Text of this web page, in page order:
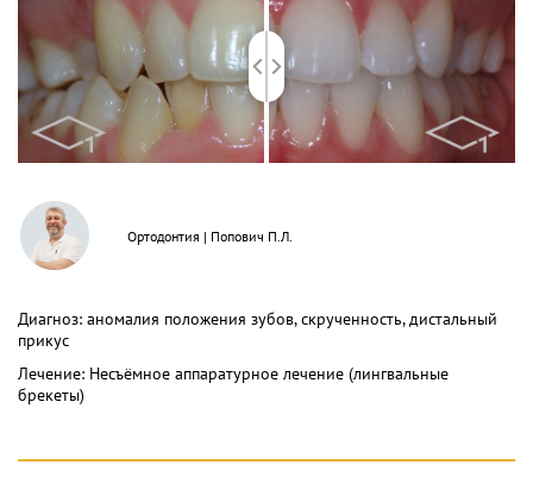
Ортодонтия | Попович П.Л.
Диагноз: аномалия положения зубов, скрученность, дистальный
прикус
Лечение: Несъёмное аппаратурное лечение (лингвальные
брекеты)